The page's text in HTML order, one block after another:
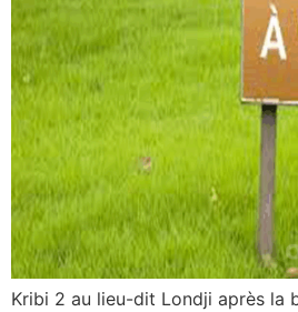
Kribi 2 au lieu-dit Londji après la